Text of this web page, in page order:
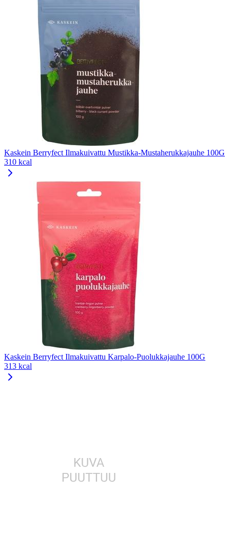
Kaskein Berryfect Ilmakuivattu Mustikka-Mustaherukkajauhe 100G
310 kcal
Kaskein Berryfect Ilmakuivattu Karpalo-Puolukkajauhe 100G
313 kcal